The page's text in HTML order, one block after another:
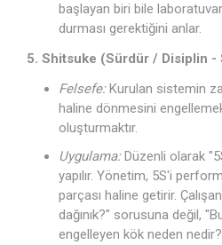
başlayan biri bile
durması gerektiğini anlar.
5. Shitsuke (Sürdür / Disiplin -
Felsefe:Kurulan sistemin
haline dönmesini
oluşturmaktır.
Uygulama:Düzenli olarak
yapılır. Yönetim, 5S'i
parçası haline getirir.
dağınık?" sorusuna değil,
engelleyen kök neden